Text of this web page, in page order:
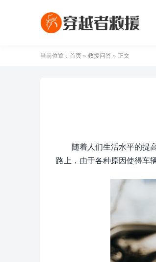
当前位置： 首页 » 救援问答 » 正文
随着人们生活水平的提
路上，由于各种原因使得车